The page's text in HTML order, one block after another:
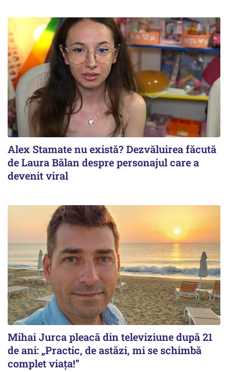
Alex Stamate nu există? Dezvăluirea făcută
de Laura Bălan despre personajul care a
devenit viral
Mihai Jurca pleacă din televiziune după 21
de ani: „Practic, de astăzi, mi se schimbă
complet viața!”